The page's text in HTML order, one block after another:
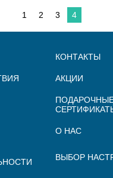
1 2 3 4
КОНТАКТЫ
АКЦИИ
О НАС
ВЫБОР